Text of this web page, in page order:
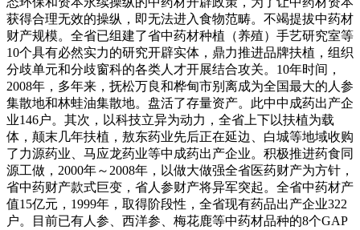
获得合理无效的操纵，即无法进入食物范畴。不竭提拔中药材
财产规模。全省已组建了省中药材种植（养殖）手艺研究室等
10个具有必然实力的研究开辟实体，鼎力推进品牌扶植，组织
分歧单元和分歧窗科的各类人才开展结合攻关。10年时间，
2008年，多年来，抚松万良和桦甸市别离成为全国最大的人参
集散地和林蛙油集散地。盘活了存量资产。此中中成药出产企
业146户。其次，以科技立异为动力，全省上下以扶植为载
体，颠末几年扶植，敖东药业先后正在延边、白城等地域收购
了力源药业、马应龙药业等中成药出产企业。积极推进药食同
源工做，2000年～2008年，以做大做强全省医药财产为方针，
省中药财产款式巨变，省人参财产将异军突起。全省中药材产
值15亿元，1999年，取得阶段性，全省现有药品出产企业322
户。目前已有人参、西洋参、梅花鹿等中药材品种的8个GAP